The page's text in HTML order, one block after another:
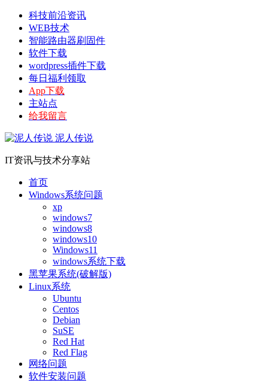
科技前沿资讯
WEB技术
智能路由器刷固件
软件下载
wordpress插件下载
每日福利领取
App下载
主站点
给我留言
泥人传说
IT资讯与技术分享站
首页
Windows系统问题
xp
windows7
windows8
windows10
Windows11
windows系统下载
黑苹果系统(破解版)
Linux系统
Ubuntu
Centos
Debian
SuSE
Red Hat
Red Flag
网络问题
软件安装问题